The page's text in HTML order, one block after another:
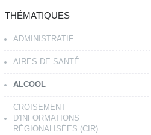
THÉMATIQUES
ADMINISTRATIF
AIRES DE SANTÉ
ALCOOL
CROISEMENT
D'INFORMATIONS
RÉGIONALISÉES (CIR)